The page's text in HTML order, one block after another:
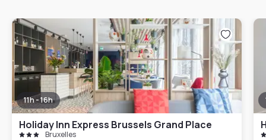
11h - 16h
Holiday Inn Express Brussels Grand Place
Bruxelles